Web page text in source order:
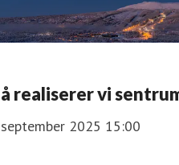
realiserer vi
2025 15:00